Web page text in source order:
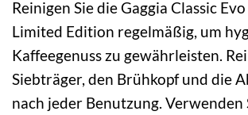
Reinigen Sie die Gaggia Classic
Limited Edition regelmäßig, um
Kaffeegenuss zu gewährleisten.
Siebträger, den Brühkopf und die
nach jeder Benutzung. Verwenden